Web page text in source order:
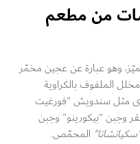
مطعم
عبارة عن عجين مخمّر
بالكراوية
سندويش "فورغيت
"بيكورينو" وجبن
المحمّص.